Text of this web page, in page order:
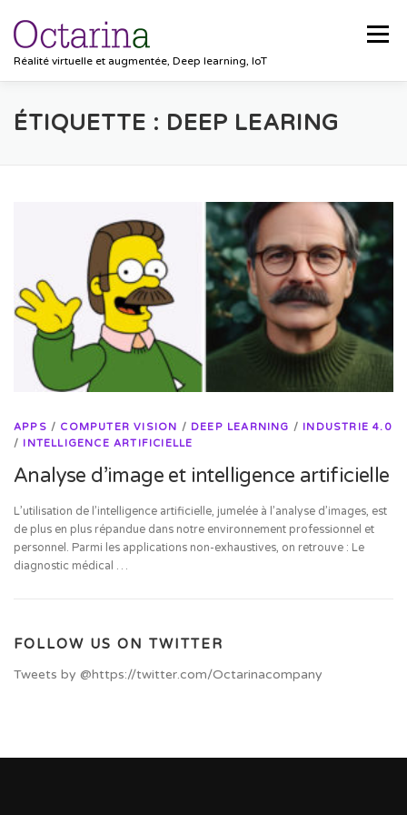
Réalité virtuelle et augmentée, Deep learning, IoT
Menu
ACCUEIL PROJETS SOLUTIONS
CONTACT
ÉTIQUETTE : DEEP LEARING
APPS / COMPUTER VISION / DEEP LEARNING / INDUSTRIE 4.0
/ INTELLIGENCE ARTIFICIELLE
Analyse d’image et intelligence artificielle
L’utilisation de l’intelligence artificielle, jumelée à l’analyse d’images, est
de plus en plus répandue dans notre environnement professionnel et
personnel. Parmi les applications non-exhaustives, on retrouve : Le
diagnostic médical …
FOLLOW US ON TWITTER
Tweets by @https://twitter.com/Octarinacompany